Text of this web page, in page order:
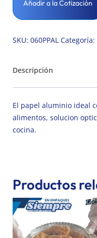
Añadir a la Cotización
SKU: 060PPAL Categoría:
Descripción
El papel aluminio ideal
alimentos, solucion
cocina.
Productos